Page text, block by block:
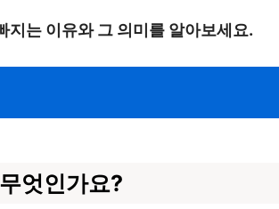
지는 이유와 그 의미를 알아보세요.
엇인가요?